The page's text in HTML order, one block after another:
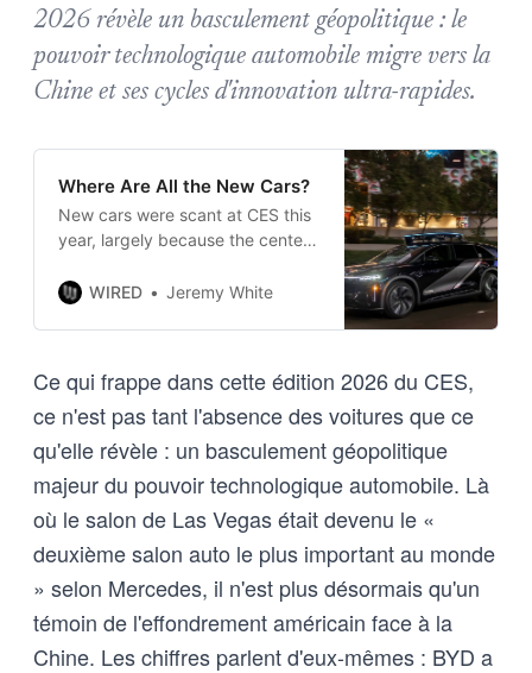
2026 révèle un basculement géopolitique : le
pouvoir technologique automobile migre vers la
Chine et ses cycles d'innovation ultra-rapides.
Where Are All the New Cars?
New cars were scant at CES this
year, largely because the center
moved—technologically and
WIRED Jeremy White
Ce qui frappe dans cette édition 2026 du CES,
ce n'est pas tant l'absence des voitures que ce
qu'elle révèle : un basculement géopolitique
majeur du pouvoir technologique automobile. Là
où le salon de Las Vegas était devenu le «
deuxième salon auto le plus important au monde
» selon Mercedes, il n'est plus désormais qu'un
témoin de l'effondrement américain face à la
Chine. Les chiffres parlent d'eux-mêmes : BYD a